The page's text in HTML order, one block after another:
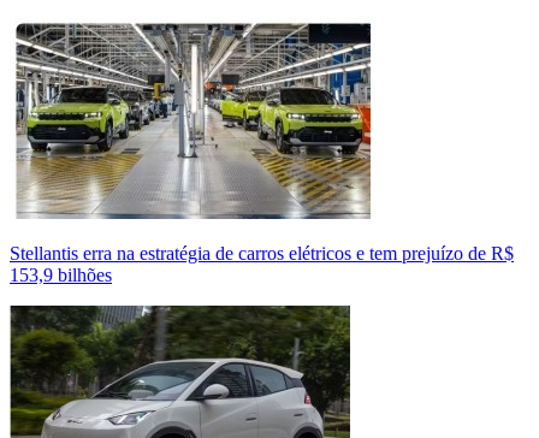
Stellantis erra na estratégia de carros elétricos e tem prejuízo de R$
153,9 bilhões